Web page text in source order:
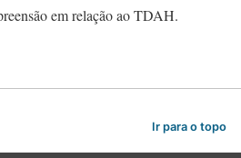
em relação ao TDAH.
Ir para o topo